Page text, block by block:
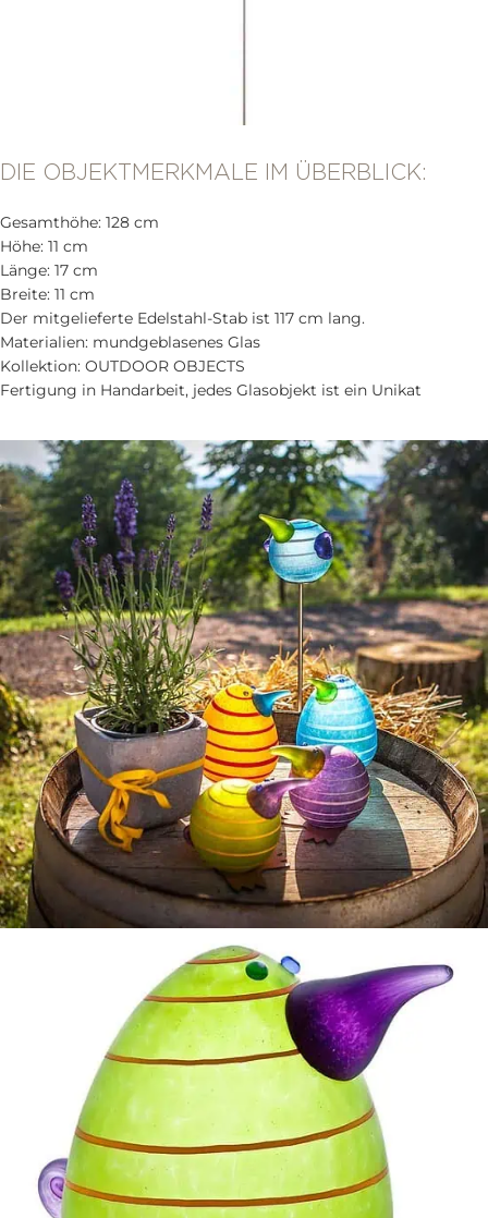
DIE OBJEKTMERKMALE IM ÜBERBLICK:
Gesamthöhe: 128 cm
Höhe: 11 cm
Länge: 17 cm
Breite: 11 cm
Der mitgelieferte Edelstahl-Stab ist 117 cm lang.
Materialien: mundgeblasenes Glas
Kollektion: OUTDOOR OBJECTS
Fertigung in Handarbeit, jedes Glasobjekt ist ein Unikat